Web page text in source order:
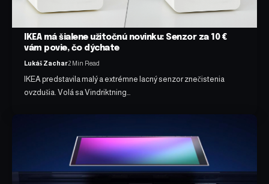
IKEA má šialene užitočnú novinku: Senzor za 10 €
vám povie, čo dýchate
Lukáš Zachar2 Min Read
IKEA predstavila malý a extrémne lacný senzor znečistenia
ovzdušia. Volá sa Vindriktning…